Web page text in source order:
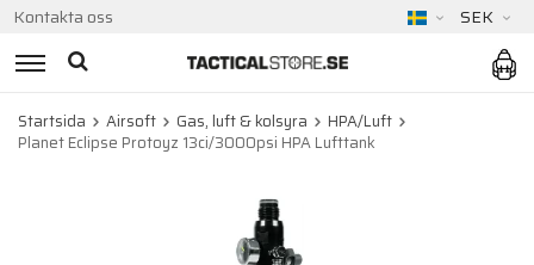
Kontakta oss SEK
Startsida Airsoft Gas, luft & kolsyra
HPA/Luft
Planet Eclipse Protoyz 13ci/3000psi HPA Lufttank